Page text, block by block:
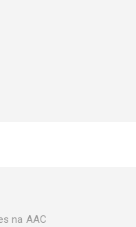
na AAC